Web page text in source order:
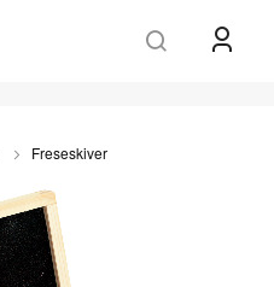
Freseskiver